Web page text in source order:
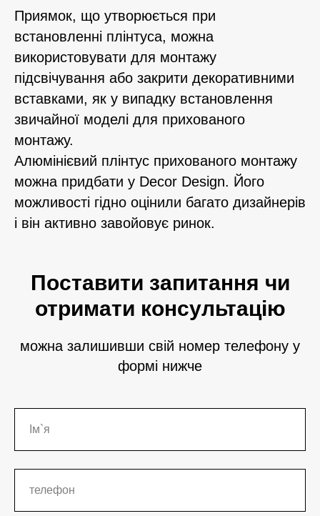
Приямок, що утворюється при
встановленні плінтуса, можна
використовувати для монтажу
підсвічування або закрити декоративними
вставками, як у випадку встановлення
звичайної моделі для прихованого
монтажу.
Алюмінієвий плінтус прихованого монтажу
можна придбати у Decor Design. Його
можливості гідно оцінили багато дизайнерів
і він активно завойовує ринок.
Поставити запитання чи
отримати консультацію
можна залишивши свій номер телефону у
формі нижче